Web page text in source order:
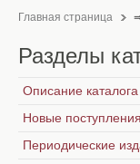
Главная страница
Разделы
Описание каталога
Новые поступления
Периодические